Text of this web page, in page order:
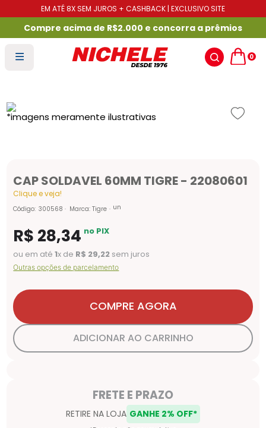
EM ATÉ 8X SEM JUROS + CASHBACK | EXCLUSIVO SITE
Compre acima de R$2.000 e concorra a prêmios
0
CAP SOLDAVEL 60MM TIGRE - 22080601
Clique e veja!
Código: 300568 Marca:Tigre un
R$ 28,34 no PIX
ou em até1x de R$ 29,22 sem juros
Outras opções de parcelamento
COMPRE AGORA
ADICIONAR AO CARRINHO